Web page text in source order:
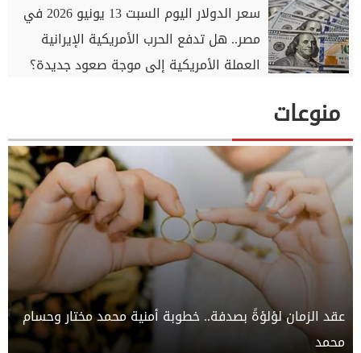
سعر الدولار اليوم السبت 13 يونيو 2026 في
مصر.. هل تدفع الحرب الأمريكية الإيرانية
العملة الأمريكية إلى موجة صعود جديدة؟
منوعات
عقد الزمان لؤلؤةً بصدفة.. خطوبة أمنية محمد مختار وحسام
محمد